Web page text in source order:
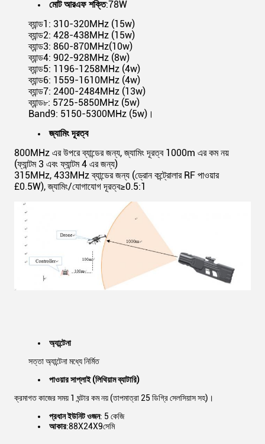
মোট আরএফ শক্তি:78W
ব্যান্ড1: 310-320MHz (15w)
ব্যান্ড2: 428-438MHz (15w)
ব্যান্ড3: 860-870MHz(10w)
ব্যান্ড4: 902-928MHz (8w)
ব্যান্ড5: 1196-1258MHz (4w)
ব্যান্ড6: 1559-1610MHz (4w)
ব্যান্ড7: 2400-2484MHz (13w)
ব্যান্ড৮: 5725-5850MHz (5w)
Band9: 5150-5300MHz (5w)।
জ্যামিং দূরত্ব
800MHz এর উপরে ব্যান্ডের জন্য, জ্যামিং দূরত্ব 1000m এর কম নয়
(ফ্যান্টম 3 এবং ফ্যান্টম 4 এর জন্য)
315MHz, 433MHz ব্যান্ডের জন্য (ড্রোন কন্ট্রোলার RF পাওয়ার
£0.5W), জ্যামিং/যোগাযোগ দূরত্ব≥0.5:1
অ্যান্টেনা
সত্তা অ্যান্টেনা মধ্যে নির্মিত
পাওয়ার সাপ্লাই (লিথিয়াম ব্যাটারি)
ক্রমাগত কাজের সময় 1 ঘন্টার কম নয় (তাপমাত্রা 25 ডিগ্রি সেলসিয়াস সহ)।
প্রধান ইউনিট ওজন: 5 কেজি
আকার:88X24X9সেমি